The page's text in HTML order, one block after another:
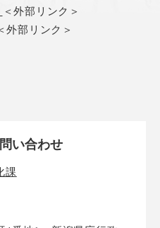
＜外部リンク＞
外部リンク＞
い合わせ
課